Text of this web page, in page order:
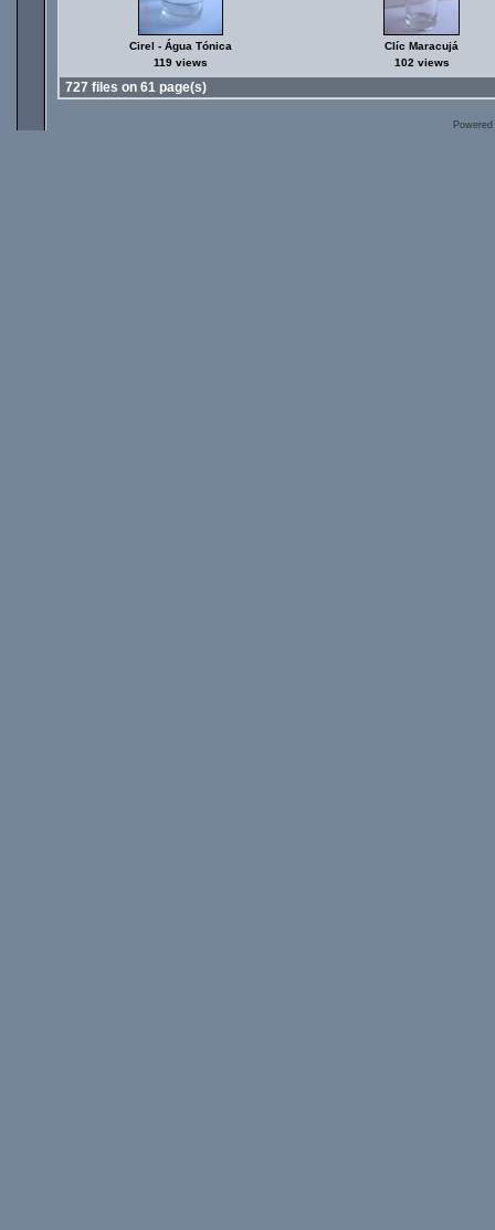
Cirel - Água Tónica
119 views
Clíc Maracujá
102 views
727 files on 61 page(s)